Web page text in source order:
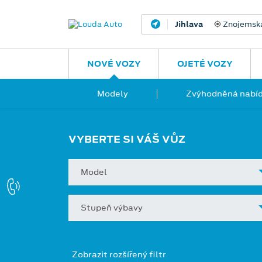
Jihlava
NOVÉ VOZY
Modely Zvýhodněná
OJETÉ VOZY
VYBERTE SI VÁŠ VŮZ
Model
Stupeň výbavy
Zobrazit rozšířený filtr